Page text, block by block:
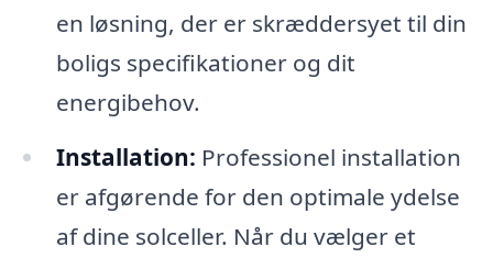
en løsning, der er skræddersyet til din
boligs specifikationer og dit
energibehov.
Installation: Professionel installation
er afgørende for den optimale ydelse
af dine solceller. Når du vælger et